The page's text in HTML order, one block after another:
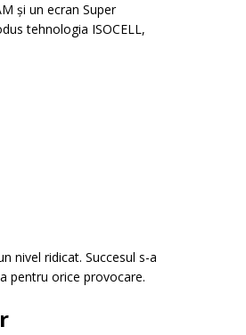
și un ecran Super
tehnologia ISOCELL,
nivel ridicat. Succesul s-a
pentru orice provocare.